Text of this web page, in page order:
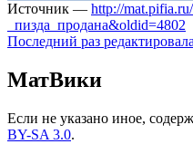
Источник — http://
_пизда_продана&oldid=4802
Последний раз
МатВики
Если не указано иное,
BY-SA 3.0.